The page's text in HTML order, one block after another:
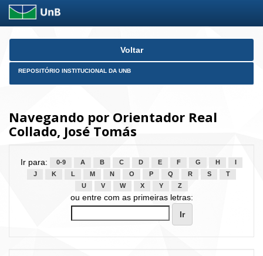
Skip
Voltar
REPOSITÓRIO INSTITUCIONAL DA UNB
Navegando por Orientador Real
Collado, José Tomás
Ir para: 0-9 A B C D E F G H
J
K L M N O P Q R S
T
U
V W X Y Z
ou entre com as primeiras letras: